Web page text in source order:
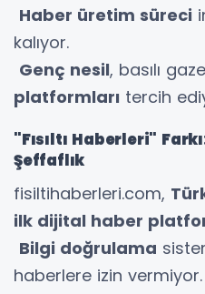
Haber üretim süreci
kalıyor.
Genç nesil, basılı
platformları tercih
"Fısıltı Haberleri"
Şeffaflık
fisiltihaberleri.com,
ilk dijital haber
Bilgi doğrulama
haberlere izin vermiyor.